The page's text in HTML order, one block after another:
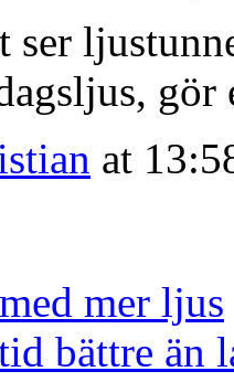
ser
at
mer ljus
bättre än